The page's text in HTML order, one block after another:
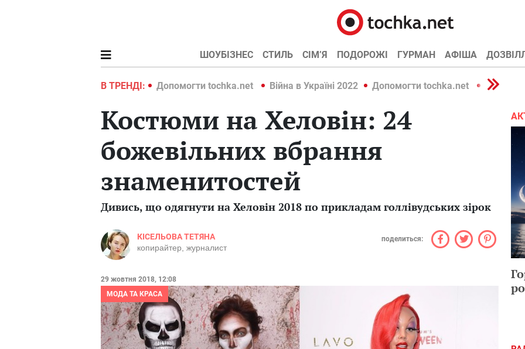
ШОУБІЗНЕС СТИЛЬ СІМ’Я ПОДОРОЖІ ГУРМАН АФІША
В ТРЕНДІ:
Війна в Україні 2022 Допомогти tochka.net Війна в Україні 2022 Допомогти tochka.net Війна в
Костюми на Хеловін: 24
божевільних вбрання
знаменитостей
Дивись, що одягнути на Хеловін 2018 по прикладам голлівудських зірок
КІСЕЛЬОВА ТЕТЯНА
копирайтер, журналист
поделиться:
29 жовтня 2018, 12:08
МОДА ТА КРАСА